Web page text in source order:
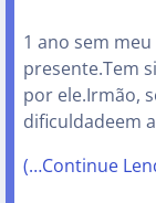
1 ano sem
presente.Tem
por ele.Irmão,
dificuldadeem
(…Continue